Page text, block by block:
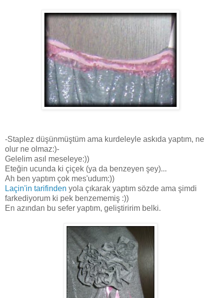
-Staplez düşünmüştüm ama kurdeleyle askıda yaptım, ne
olur ne olmaz:)-
Gelelim asıl meseleye:))
Eteğin ucunda ki çiçek (ya da benzeyen şey)...
Ah ben yaptım çok mes'udum:))
Laçin'in tarifinden yola çıkarak yaptım sözde ama şimdi
farkediyorum ki pek benzememiş :))
En azından bu sefer yaptım, geliştiririm belki.